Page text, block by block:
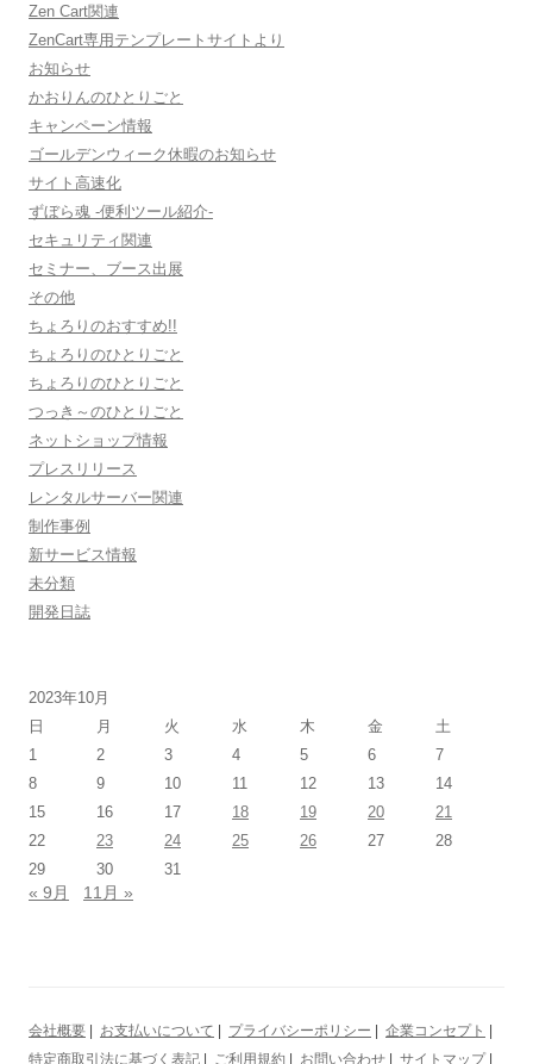
Zen Cart関連
ZenCart専用テンプレートサイトより
お知らせ
かおりんのひとりごと
キャンペーン情報
ゴールデンウィーク休暇のお知らせ
サイト高速化
ずぼら魂 -便利ツール紹介-
セキュリティ関連
セミナー、ブース出展
その他
ちょろりのおすすめ!!
ちょろりのひとりごと
ちょろりのひとりごと
つっき～のひとりごと
ネットショップ情報
プレスリリース
レンタルサーバー関連
制作事例
新サービス情報
未分類
開発日誌
2023年10月
日
月 火 水 木 金
土
1
2 3 4 5 6
7
8
9 10 11 12 13
14
15
16 17 18 19 20
21
22
23 24 25 26 27
28
29
30 31
« 9月 11月 »
会社概要 | お支払いについて | プライバシーポリシー | 企業コンセプト |
特定商取引法に基づく表記 | ご利用規約 | お問い合わせ | サイトマップ|